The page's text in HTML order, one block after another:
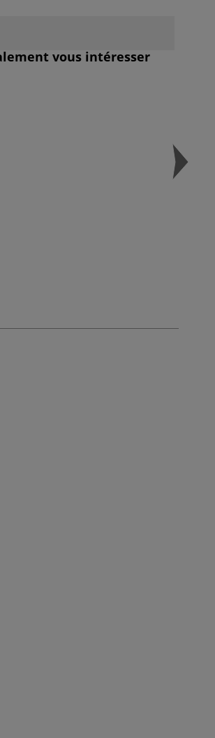
vous intéresser